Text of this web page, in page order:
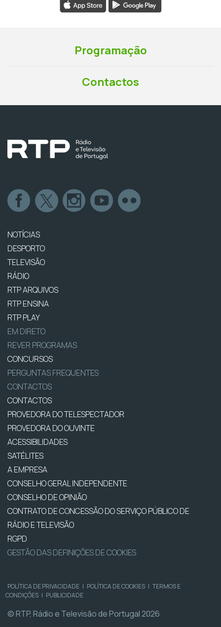
Programação
Contactos
NOTÍCIAS
DESPORTO
TELEVISÃO
RÁDIO
RTP ARQUIVOS
RTP ENSINA
RTP PLAY
EM DIRETO
REVER PROGRAMAS
CONCURSOS
PERGUNTAS FREQUENTES
CONTACTOS
CONTACTOS
PROVEDORA DO TELESPECTADOR
PROVEDORA DO OUVINTE
ACESSIBILIDADES
SATÉLITES
A EMPRESA
CONSELHO GERAL INDEPENDENTE
CONSELHO DE OPINIÃO
CONTRATO DE CONCESSÃO DO SERVIÇO PÚBLICO DE
RÁDIO E TELEVISÃO
RGPD
GESTÃO DAS DEFINIÇÕES DE COOKIES
POLÍTICA DE PRIVACIDADE | POLÍTICA DE COOKIES | TERMOS E
CONDIÇÕES | PUBLICIDADE
© RTP, Rádio e Televisão de Portugal 2026